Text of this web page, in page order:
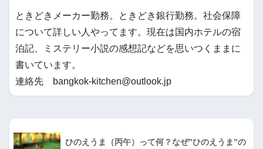
ときどきメーカー勤務。ときどき銀行勤務。社会保障
について詳しい人やってます。現在は国内ホテルの宿
泊記、ミステリー小説の感想記などを思いつくままに
書いています。
連絡先 bangkok-kitchen@outlook.jp
ひのえうま（丙午）って何？なぜ”ひのえうま”の